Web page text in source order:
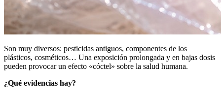
Son muy diversos: pesticidas antiguos, componentes de los
plásticos, cosméticos… Una exposición prolongada y en bajas dosis
pueden provocar un efecto «cóctel» sobre la salud humana.
¿Qué evidencias hay?